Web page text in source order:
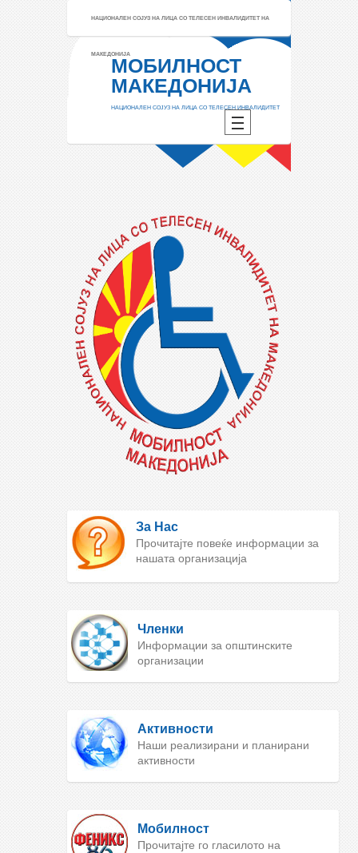
НАЦИОНАЛЕН СОЈУЗ НА ЛИЦА СО ТЕЛЕСЕН ИНВАЛИДИТЕТ НА
МАКЕДОНИЈА
МОБИЛНОСТ
МАКЕДОНИЈА
НАЦИОНАЛЕН СОЈУЗ НА ЛИЦА СО ТЕЛЕСЕН ИНВАЛИДИТЕТ
За Нас
Прочитајте повеќе информации за
нашата организација
Членки
Информации за општинските
организации
Активности
Наши реализирани и планирани
активности
Мобилност
Прочитајте го гласилото на